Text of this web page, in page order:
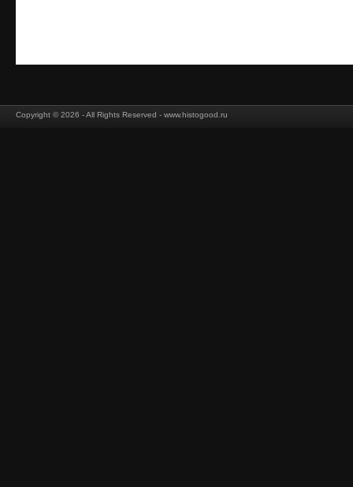
Copyright © 2026 - All Rights Reserved - www.histogood.ru